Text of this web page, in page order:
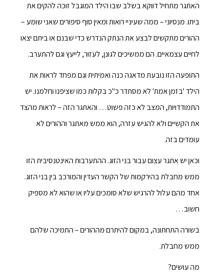
האתגר מתחיל דווקא בשלב שבו הילד המוגבל זוכה להקים את
ביתו. מנסיוני – ממה שעיניי רואות ומאין סוף סיפורים שאני שומע –
ההורים מתקשים לבצע את הנתק הנדרש כדי שבנם או ביתם יצאו
לחיים עצמאיים. הם ממשיכים לגונן, לעזור, לייעץ וגם להתערב.
התופעה הזו נובעת מדאגה כנה ואמיתית וגם מפחד לראות את
הילד 'בזמן אמת' לא מסתדר כ"כ בקלות כמו שציפנו וחלמנו. יש
התמודדויות, המצב לא כזה פשוט… והאתגר הזה – לראות מהצד
את הקשיים ולא להגיש עזרה, הוא ממש מאתגר וההורים לא
עומדים בזה.
וכאן יש אתגר עצום עבור בני הזוג. ההתערבות האינטנסיבית הזו
ממש מחבלת בהירקמות של הקשר העדין והמורכב בין בני הזוג.
אחד מהם עלול להרגיש שלא סומכים עליו או שהוא לא מספיק
חשוב…
בשורה התחתונה, במקום להיתרם מההורים – התמיכה שלהם
ממש מחבלת.
מה עושים?